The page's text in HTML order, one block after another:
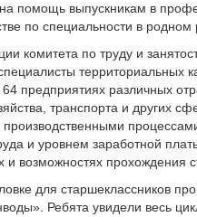
помощь выпускникам в
по специальности в родном
комитета по труду и
территориальных
предприятиях различных
транспорта и других
производственными
и уровнем заработной
и возможностях прохождения
для старшеклассников
Ребята увидели весь